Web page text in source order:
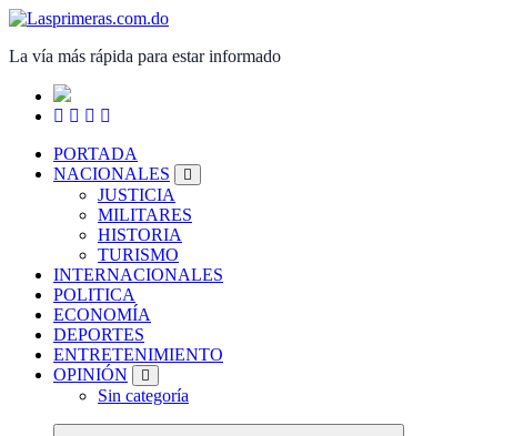
Saltar
contenido
La vía más rápida para estar informado
PORTADA
NACIONALES
JUSTICIA
MILITARES
HISTORIA
TURISMO
INTERNACIONALES
POLITICA
ECONOMÍA
DEPORTES
ENTRETENIMIENTO
OPINIÓN
Sin categoría